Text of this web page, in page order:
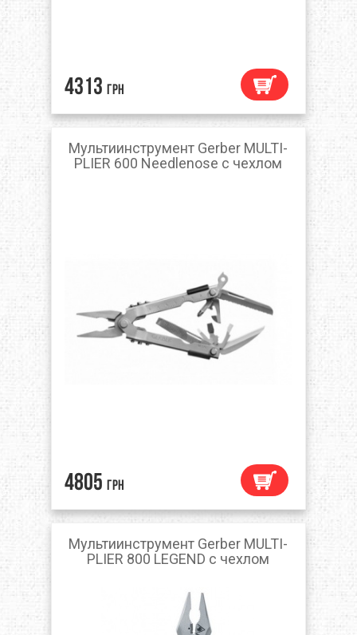
4313 грн
Мультиинструмент Gerber MULTI-
PLIER 600 Needlenose с чехлом
4805 грн
Мультиинструмент Gerber MULTI-
PLIER 800 LEGEND с чехлом